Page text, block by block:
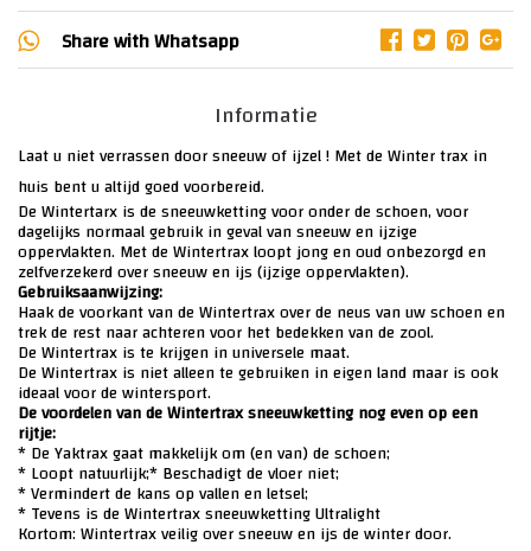
Share withWhatsapp
Informatie
Laat u niet verrassen door sneeuw of ijzel ! Met de Winter trax in
huis bent u altijd goed voorbereid.
De Wintertarx is de sneeuwketting voor onder de schoen, voor
dagelijks normaal gebruik in geval van sneeuw en ijzige
oppervlakten. Met de Wintertrax loopt jong en oud onbezorgd en
zelfverzekerd over sneeuw en ijs (ijzige oppervlakten).
Gebruiksaanwijzing:
Haak de voorkant van de Wintertrax over de neus van uw schoen en
trek de rest naar achteren voor het bedekken van de zool.
De Wintertrax is te krijgen in universele maat.
De Wintertrax is niet alleen te gebruiken in eigen land maar is ook
ideaal voor de wintersport.
De voordelen van de Wintertrax sneeuwketting nog even op een
rijtje:
* De Yaktrax gaat makkelijk om (en van) de schoen;
* Loopt natuurlijk;* Beschadigt de vloer niet;
* Vermindert de kans op vallen en letsel;
* Tevens is de Wintertrax sneeuwketting Ultralight
Kortom: Wintertrax veilig over sneeuw en ijs de winter door.